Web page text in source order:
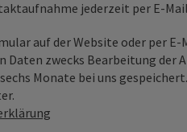
jederzeit per E-
auf der Website oder per
Daten zwecks Bearbeitung der
Monate bei uns